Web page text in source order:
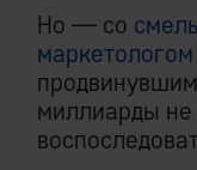
Но — со
маркетологом
миллиарды не